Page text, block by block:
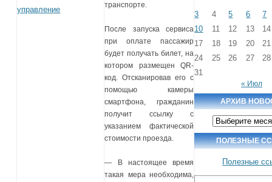
управление
транспорте.
После запуска сервиса
при оплате пассажир
будет получать билет, на
котором размещен QR-
код. Отсканировав его с
помощью камеры
смартфона, гражданин
получит ссылку с
указанием фактической
стоимости проезда.
— В настоящее время
такая мера необходима,
3 4 5 6
7
10
11 12 13
14
17
18 19 20
21
24
25 26 27
28
31
« Июл
АРХИВ
Архив
новостей
ПОЛЕЗНЫЕ
Полезные